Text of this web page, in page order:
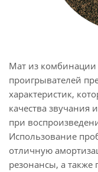
Мат из
проигрывателей
характеристик,
качества звучания
при
Использование
отличную
резонансы, а также